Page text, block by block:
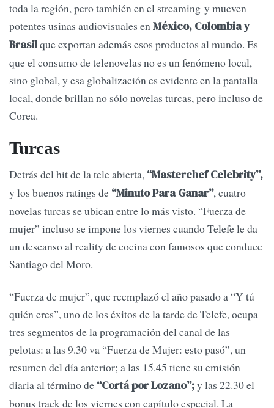
toda la región, pero también en el streaming y mueven
potentes usinas audiovisuales enMéxico, Colombia y
Brasilque exportan además esos productos al mundo. Es
que el consumo de telenovelas no es un fenómeno local,
sino global, y esa globalización es evidente en la pantalla
local, donde brillan no sólo novelas turcas, pero incluso de
Corea.
Turcas
Detrás del hit de la tele abierta, “Masterchef Celebrity”,
y los buenos ratings de “Minuto Para Ganar”, cuatro
novelas turcas se ubican entre lo más visto. “Fuerza de
mujer” incluso se impone los viernes cuando Telefe le da
un descanso al reality de cocina con famosos que conduce
Santiago del Moro.
“Fuerza de mujer”, que reemplazó el año pasado a “Y tú
quién eres”, uno de los éxitos de la tarde de Telefe, ocupa
tres segmentos de la programación del canal de las
pelotas: a las 9.30 va “Fuerza de Mujer: esto pasó”, un
resumen del día anterior; a las 15.45 tiene su emisión
diaria al término de “Cortá por Lozano”;y las 22.30 el
bonus track de los viernes con capítulo especial. La